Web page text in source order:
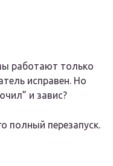
работают только
исправен. Но
и завис?
полный перезапуск.